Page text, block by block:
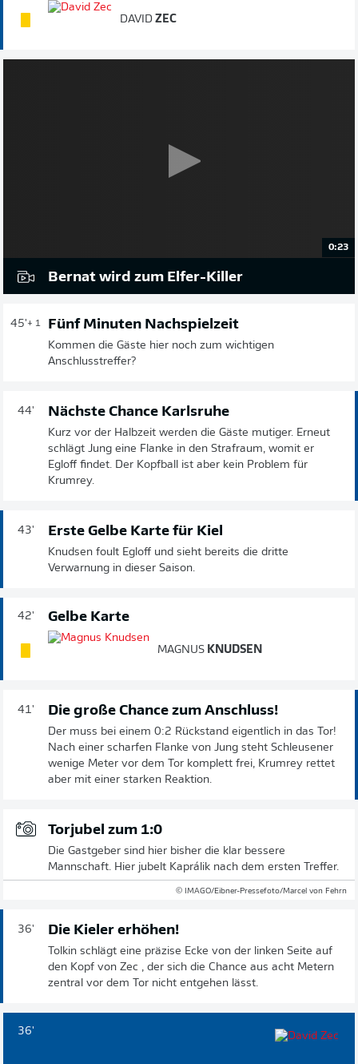
DAVID ZEC
0:23
Bernat wird zum Elfer-Killer
45'+ 1 Fünf Minuten Nachspielzeit
Kommen die Gäste hier noch zum wichtigen
Anschlusstreffer?
44' Nächste Chance Karlsruhe
Kurz vor der Halbzeit werden die Gäste mutiger. Erneut
schlägt Jung eine Flanke in den Strafraum, womit er
Egloff findet. Der Kopfball ist aber kein Problem für
Krumrey.
43' Erste Gelbe Karte für Kiel
Knudsen foult Egloff und sieht bereits die dritte
Verwarnung in dieser Saison.
42' Gelbe Karte
MAGNUS KNUDSEN
41' Die große Chance zum Anschluss!
Der muss bei einem 0:2 Rückstand eigentlich in das Tor!
Nach einer scharfen Flanke von Jung steht Schleusener
wenige Meter vor dem Tor komplett frei, Krumrey rettet
aber mit einer starken Reaktion.
Torjubel zum 1:0
Die Gastgeber sind hier bisher die klar bessere
Mannschaft. Hier jubelt Kaprálik nach dem ersten Treffer.
© IMAGO/Eibner-Pressefoto/Marcel von Fehrn
36' Die Kieler erhöhen!
Tolkin schlägt eine präzise Ecke von der linken Seite auf
den Kopf von Zec , der sich die Chance aus acht Metern
zentral vor dem Tor nicht entgehen lässt.
36'